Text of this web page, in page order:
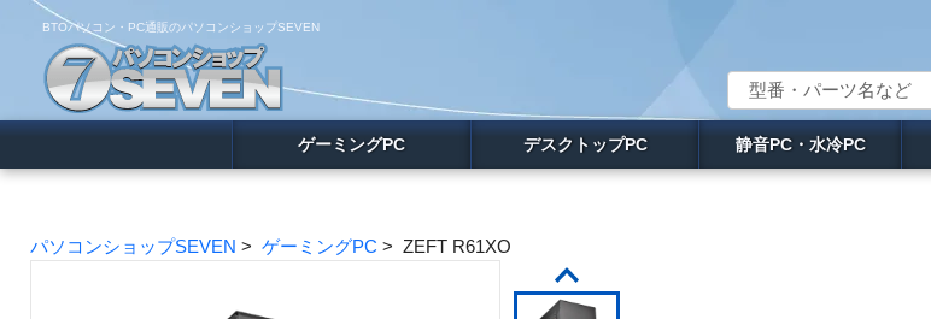
BTOパソコン・PC通販のパソコンショップSEVEN
ゲーミングPC デスクトップPC 静音PC・水冷PC
パソコンショップSEVEN > ゲーミングPC > ZEFT R61XO